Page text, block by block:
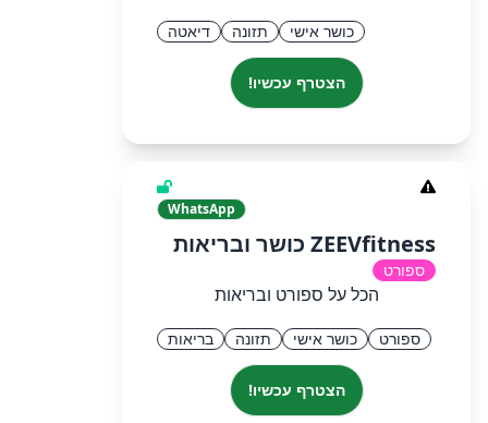
כושר אישי תזונה דיאטה
הצטרף עכשיו!
WhatsApp
ZEEVfitness כושר ובריאות
ספורט
הכל על ספורט ובריאות
ספורט כושר אישי תזונה בריאות
הצטרף עכשיו!